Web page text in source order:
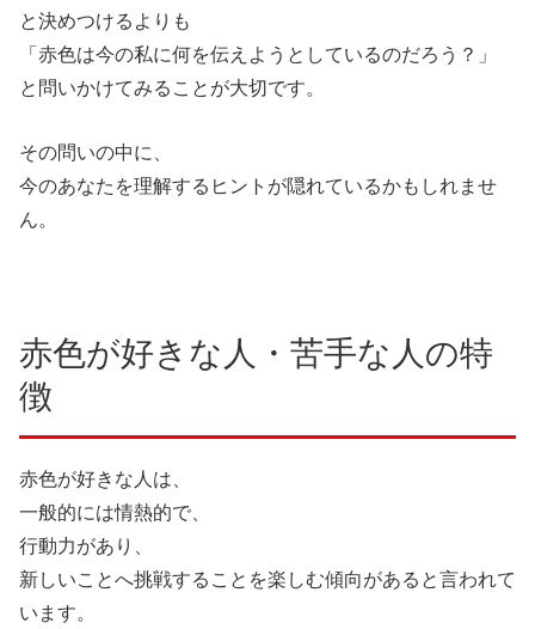
と決めつけるよりも
「赤色は今の私に何を伝えようとしているのだろう？」
と問いかけてみることが大切です。
その問いの中に、
今のあなたを理解するヒントが隠れているかもしれませ
ん。
赤色が好きな人・苦手な人の特
徴
赤色が好きな人は、
一般的には情熱的で、
行動力があり、
新しいことへ挑戦することを楽しむ傾向があると言われて
います。